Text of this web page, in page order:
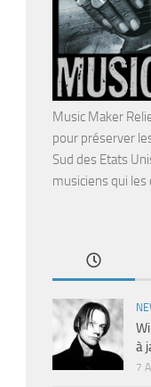
Music Maker
pour préserver
Sud des Etats
musiciens qui les
à
7